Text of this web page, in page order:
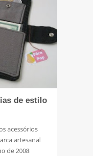
de estilo
acessórios
artesanal
de 2008